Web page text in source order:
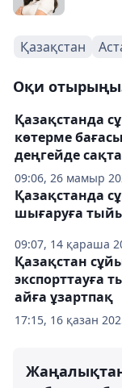
Қазақстан
Оқи
09:06, 26 мамыр
Қазақстанда
көтерме
деңгейде
09:07, 14 қараша
Қазақстанда
шығаруға
17:15, 16 қазан
Қазақстан
экспорттауға
айға ұзартпақ